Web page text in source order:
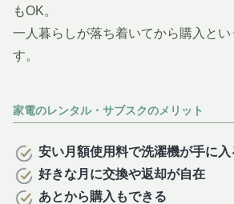
もOK。
一人暮らしが落ち着いてから購入とい
す。
家電のレンタル・サブスクのメリット
安い月額使用料で洗濯機が手に入
好きな月に交換や返却が自在
あとから購入もできる